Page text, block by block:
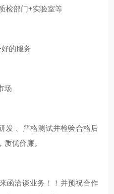
检部门+实验室等
的服务
场
发 、严格测试并检验合格后
优价廉。
函洽谈业务！！并预祝合作